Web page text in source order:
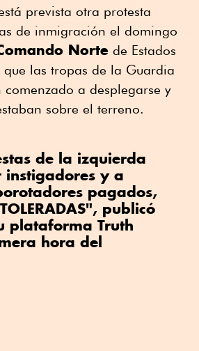
prevista otra protesta
de inmigración el domingo
Norte de Estados
las tropas de la Guardia
a desplegarse y
sobre el terreno.
de la izquierda
y a
pagados,
publicó
plataforma Truth
hora del